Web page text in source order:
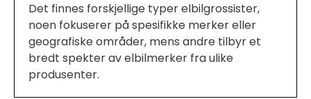
Det finnes forskjellige typer elbilgrossister,
noen fokuserer på spesifikke merker eller
geografiske områder, mens andre tilbyr et
bredt spekter av elbilmerker fra ulike
produsenter.